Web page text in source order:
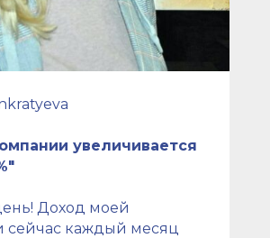
увеличивается
Доход моей
сейчас каждый месяц